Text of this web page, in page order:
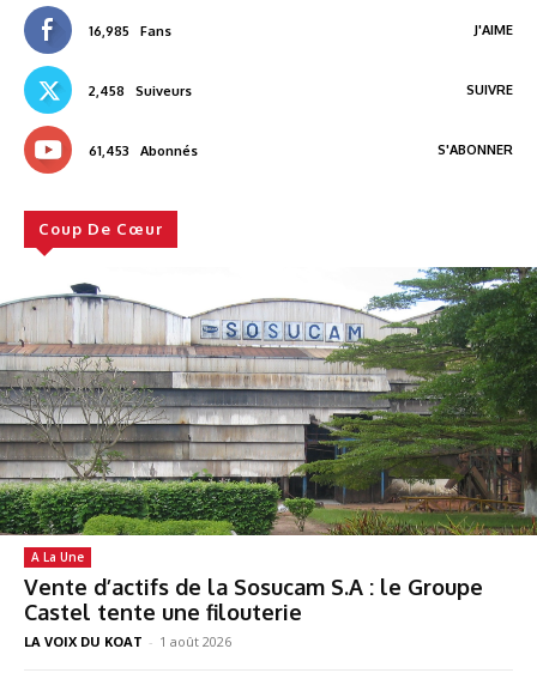
16,985 Fans J'AIME
2,458 Suiveurs SUIVRE
61,453 Abonnés S'ABONNER
Coup De Cœur
A La Une
Vente d’actifs de la Sosucam S.A : le Groupe
Castel tente une filouterie
LA VOIX DU KOAT - 1 août 2026